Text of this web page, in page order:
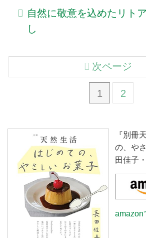
自然に敬意を込めたリト
し
1 2
次ページ
『別冊
の、や
田佳子
amazon